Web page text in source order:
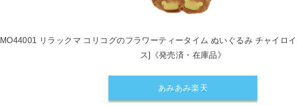
MO44001 リラックマ コリコグのフラワーティータイム ぬいぐるみ チャイロ
ス]《発売済・在庫品》
あみあみ楽天